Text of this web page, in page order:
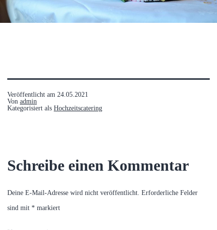
Veröffentlicht am 24.05.2021
Von admin
Kategorisiert als Hochzeitscatering
Schreibe einen Kommentar
Deine E-Mail-Adresse wird nicht veröffentlicht. Erforderliche Felder
sind mit * markiert